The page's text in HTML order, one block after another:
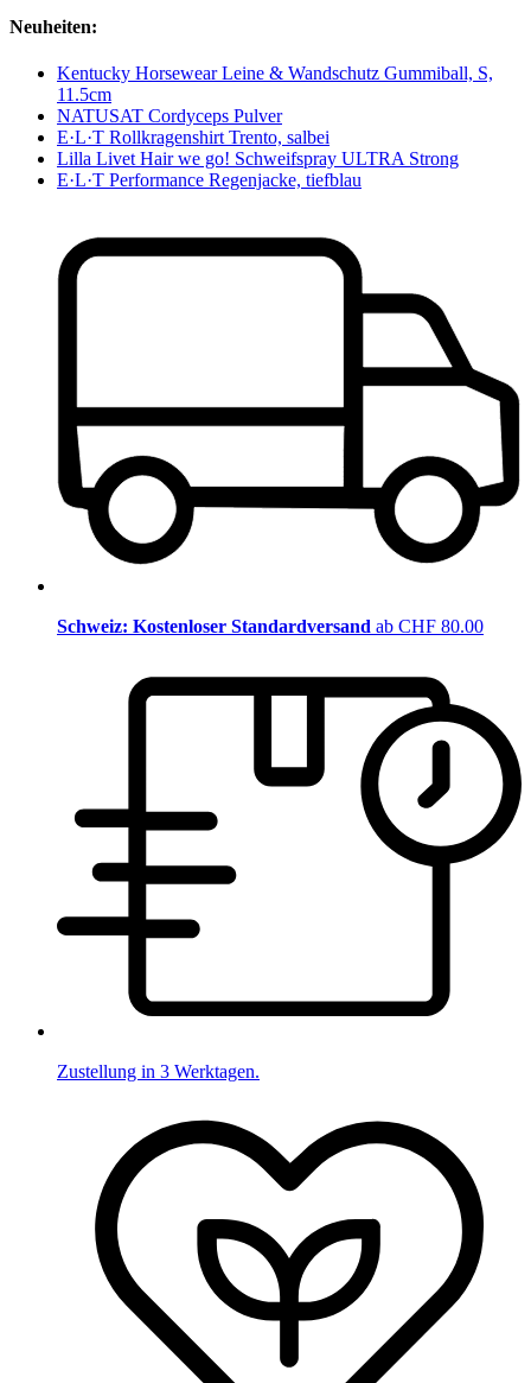
Neuheiten:
Kentucky Horsewear Leine & Wandschutz Gummiball, S,
11.5cm
NATUSAT Cordyceps Pulver
E·L·T Rollkragenshirt Trento, salbei
Lilla Livet Hair we go! Schweifspray ULTRA Strong
E·L·T Performance Regenjacke, tiefblau
Schweiz: Kostenloser Standardversand ab CHF 80.00
Zustellung in 3 Werktagen.